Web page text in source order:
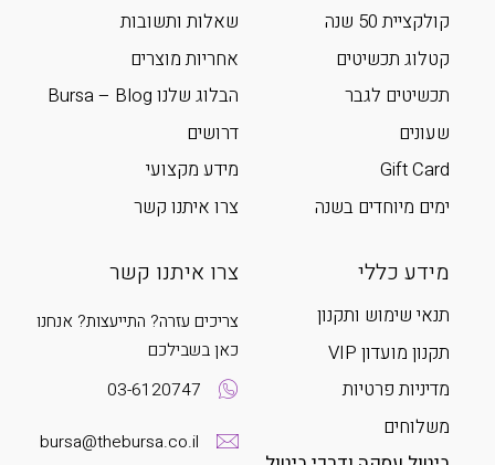
קולקציית 50 שנה
קטלוג תכשיטים
תכשיטים לגבר
שעונים
Gift Card
ימים מיוחדים בשנה
שאלות ותשובות
אחריות מוצרים
הבלוג שלנו Bursa – Blog
דרושים
מידע מקצועי
צרו איתנו קשר
מידע כללי
תנאי שימוש ותקנון
תקנון מועדון VIP
מדיניות פרטיות
משלוחים
צרו איתנו קשר
צריכים עזרה? התייעצות? אנחנו
כאן בשבילכם
03-6120747
bursa@thebursa.co.il